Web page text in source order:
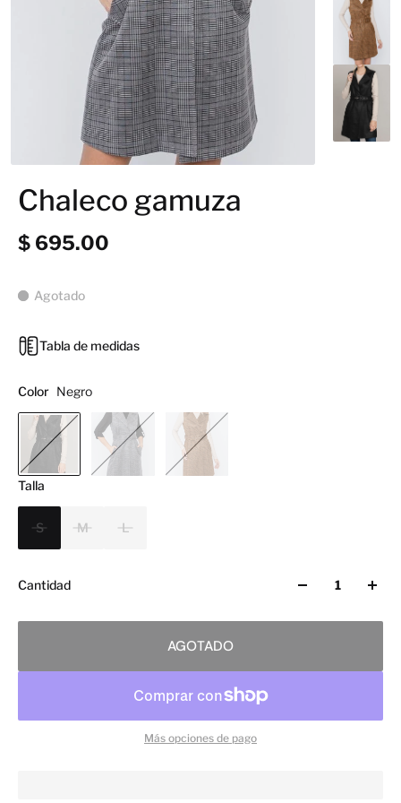
Chaleco gamuza
$ 695.00
Agotado
Tabla de medidas
Color Negro
Talla
S M L
Cantidad
AGOTADO
Más opciones de pago